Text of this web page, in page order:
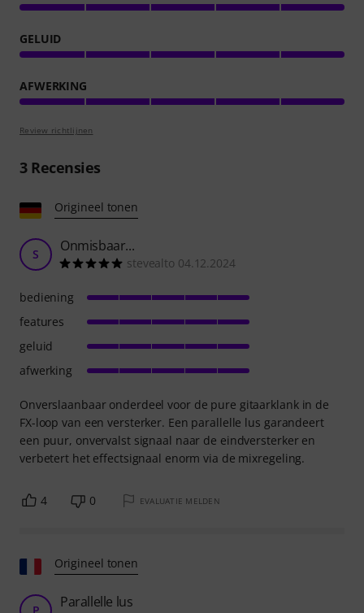
GELUID
AFWERKING
Review richtlijnen
3Recensies
Origineel tonen
S Onmisbaar...
stevealto 04.12.2024
Onverslaanbaar onderdeel voor de pure gitaarklank in de
FX-loop van een versterker. Een parallelle lus garandeert
een puur, onvervalst signaal naar de eindversterker en
verbetert het effectsignaal enorm via de mixregeling.
bediening
features
geluid
afwerking
4 0 EVALUATIE MELDEN
Origineel tonen
P Parallelle lus